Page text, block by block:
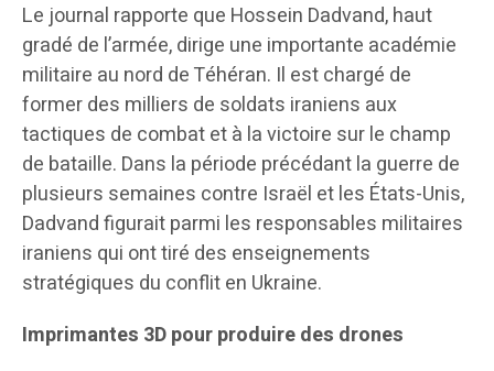
Le journal rapporte que Hossein Dadvand, haut
gradé de l’armée, dirige une importante académie
militaire au nord de Téhéran. Il est chargé de
former des milliers de soldats iraniens aux
tactiques de combat et à la victoire sur le champ
de bataille. Dans la période précédant la guerre de
plusieurs semaines contre Israël et les États-Unis,
Dadvand figurait parmi les responsables militaires
iraniens qui ont tiré des enseignements
stratégiques du conflit en Ukraine.
Imprimantes 3D pour produire des drones